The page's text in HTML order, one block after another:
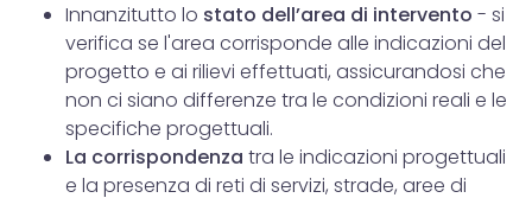
Innanzitutto lo stato dell’area di intervento - si
verifica se l'area corrisponde alle indicazioni del
progetto e ai rilievi effettuati, assicurandosi che
non ci siano differenze tra le condizioni reali e le
specifiche progettuali.
La corrispondenza tra le indicazioni progettuali
e la presenza di reti di servizi, strade, aree di